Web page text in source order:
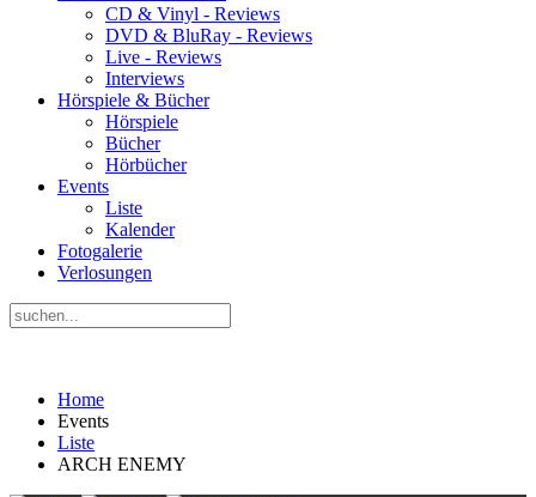
CD & Vinyl - Reviews
DVD & BluRay - Reviews
Live - Reviews
Interviews
Hörspiele & Bücher
Hörspiele
Bücher
Hörbücher
Events
Liste
Kalender
Fotogalerie
Verlosungen
Home
Events
Liste
ARCH ENEMY